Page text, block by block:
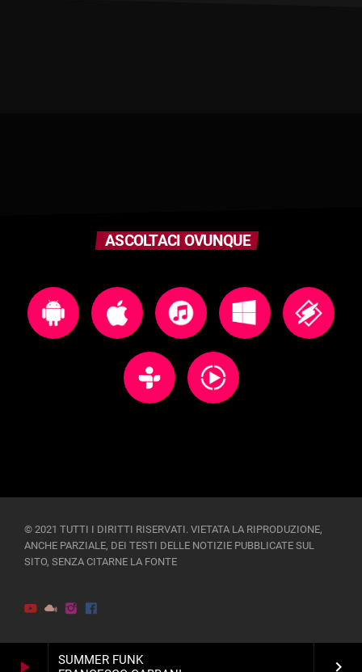
play_arrow
SUMMER FUNK
keyboard_arrow_right
ASCOLTACI OVUNQUE
© 2021 TUTTI I DIRITTI RISERVATI. VIETATA LA RIPRODUZIONE,
ANCHE PARZIALE, DEI TESTI DELLE NOTIZIE PUBBLICATE SUL
SITO, SENZA CITARNE LA FONTE